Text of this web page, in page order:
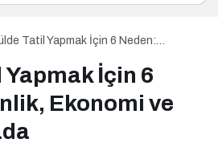
Tatil Yapmak İçin 6 Neden:
İçin 6
Ekonomi ve